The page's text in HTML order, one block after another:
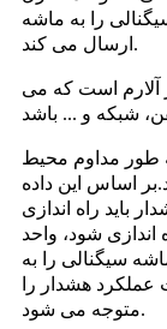
را به ماشه
ارسال می کند.
آلارم است که می
طور مداوم محیط
اساس این داده
باید راه اندازی
اندازی شود، واحد
سیگنالی را به
هشدار را
متوجه می شود.